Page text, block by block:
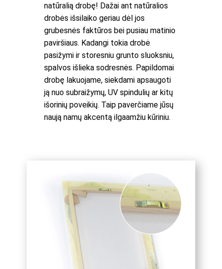
natūralią drobę! Dažai ant natūralios
drobės išsilaiko geriau dėl jos
grubesnės faktūros bei pusiau matinio
paviršiaus. Kadangi tokia drobė
pasižymi ir storesniu grunto sluoksniu,
spalvos išlieka sodresnės. Papildomai
drobę lakuojame, siekdami apsaugoti
ją nuo subraižymų, UV spindulių ar kitų
išorinių poveikių. Taip paverčiame jūsų
naują namų akcentą ilgaamžiu kūriniu.